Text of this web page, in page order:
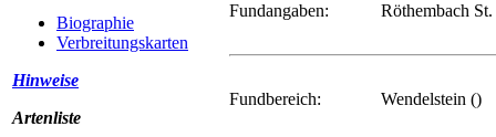
Biographie
Verbreitungskarten
Hinweise
Artenliste
Fundangaben:
Röthembach
Fundbereich: Wendelstein ()